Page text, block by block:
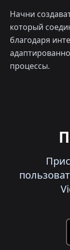
Начни
который
благодаря
процессы.